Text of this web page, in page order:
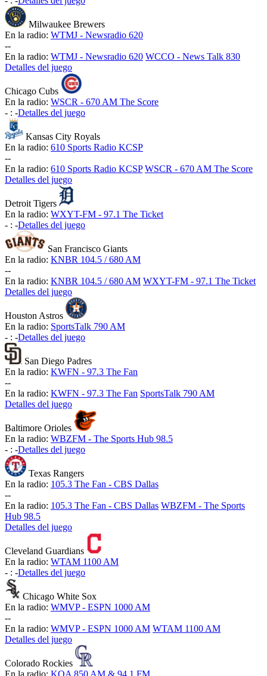
Milwaukee Brewers
En la radio: WTMJ - Newsradio 620
--
En la radio: WTMJ - Newsradio 620 WCCO - News Talk 830
Detalles del juego
Chicago Cubs
En la radio: WSCR - 670 AM The Score
- : -Detalles del juego
Kansas City Royals
En la radio: 610 Sports Radio KCSP
--
En la radio: 610 Sports Radio KCSP WSCR - 670 AM The Score
Detalles del juego
Detroit Tigers
En la radio: WXYT-FM - 97.1 The Ticket
- : -Detalles del juego
San Francisco Giants
En la radio: KNBR 104.5 / 680 AM
--
En la radio: KNBR 104.5 / 680 AM WXYT-FM - 97.1 The Ticket
Detalles del juego
Houston Astros
En la radio: SportsTalk 790 AM
- : -Detalles del juego
San Diego Padres
En la radio: KWFN - 97.3 The Fan
--
En la radio: KWFN - 97.3 The Fan SportsTalk 790 AM
Detalles del juego
Baltimore Orioles
En la radio: WBZFM - The Sports Hub 98.5
- : -Detalles del juego
Texas Rangers
En la radio: 105.3 The Fan - CBS Dallas
--
En la radio: 105.3 The Fan - CBS Dallas WBZFM - The Sports
Hub 98.5
Detalles del juego
Cleveland Guardians
En la radio: WTAM 1100 AM
- : -Detalles del juego
Chicago White Sox
En la radio: WMVP - ESPN 1000 AM
--
En la radio: WMVP - ESPN 1000 AM WTAM 1100 AM
Detalles del juego
Colorado Rockies